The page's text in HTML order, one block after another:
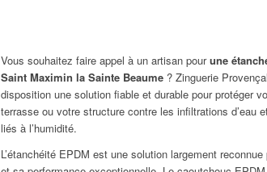
Vous souhaitez faire appel à un artisan pourune
Saint Maximin la Sainte Beaume ? Zinguerie
disposition une solution fiable et durable pour protéger
terrasse ou votre structure contre les infiltrations d’eau
liés à l’humidité.
L’étanchéité EPDM est une solution largement